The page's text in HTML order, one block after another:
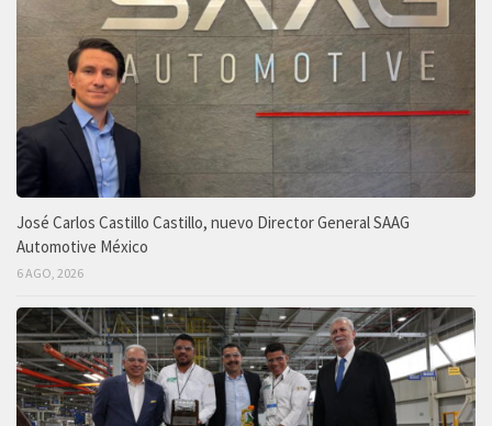
José Carlos Castillo Castillo, nuevo Director General SAAG
Automotive México
6 AGO, 2026